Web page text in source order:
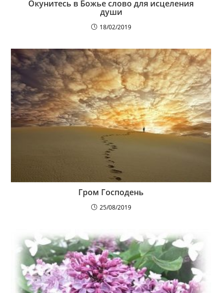
Окунитесь в Божье слово для исцеления
души
18/02/2019
Гром Господень
25/08/2019